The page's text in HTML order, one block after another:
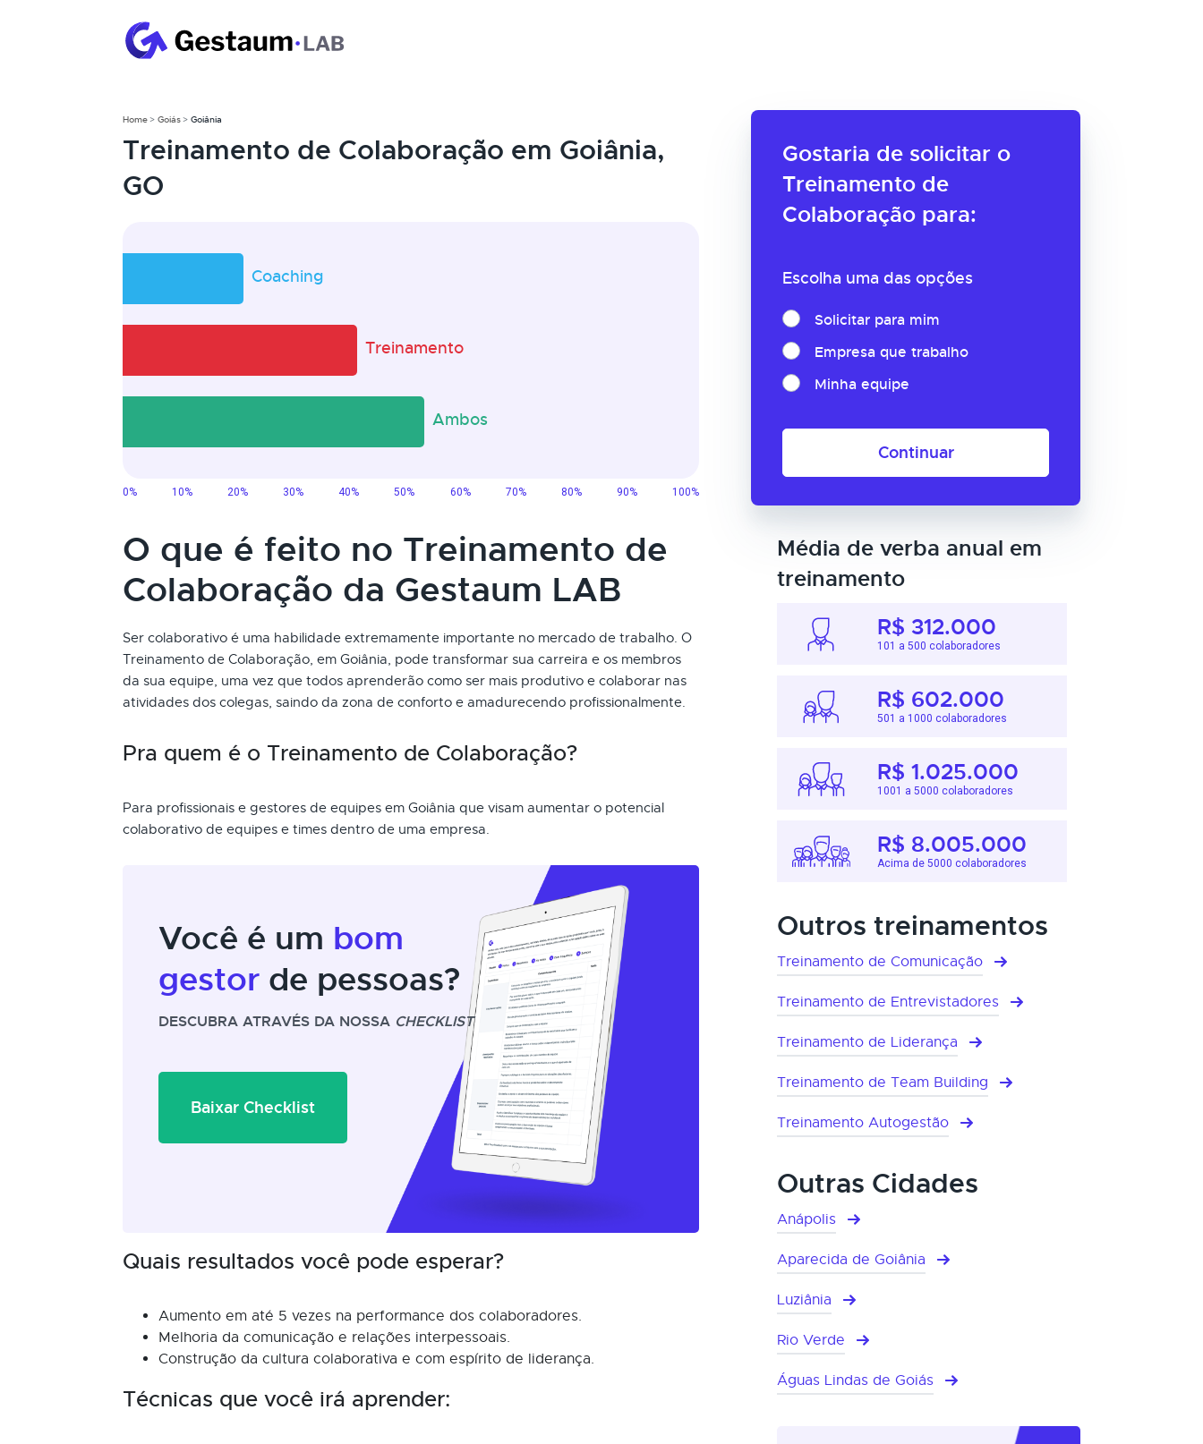
Gostaria de solicitar o
Treinamento de
Colaboração para:
Escolha uma das opções
Solicitar para mim
Empresa que trabalho
Minha equipe
Continuar
Home Goiás Goiânia
Treinamento de Colaboração em Goiânia,
GO
O que é feito no Treinamento de
Colaboração da Gestaum LAB
Ser colaborativo é uma habilidade extremamente importante no mercado de trabalho. O
Treinamento de Colaboração, em Goiânia, pode transformar sua carreira e os membros
da sua equipe, uma vez que todos aprenderão como ser mais produtivo e colaborar nas
atividades dos colegas, saindo da zona de conforto e amadurecendo profissionalmente.
Pra quem é o Treinamento de Colaboração?
Para profissionais e gestores de equipes em Goiânia que visam aumentar o potencial
colaborativo de equipes e times dentro de uma empresa.
Você é um bom
gestor de pessoas?
DESCUBRA ATRAVÉS DA NOSSA CHECKLIST
Baixar Checklist
Quais resultados você pode esperar?
Aumento em até 5 vezes na performance dos colaboradores.
Melhoria da comunicação e relações interpessoais.
Construção da cultura colaborativa e com espírito de liderança.
Técnicas que você irá aprender:
Média de verba anual em
treinamento
R$ 312.000
101 a 500 colaboradores
R$ 602.000
501 a 1000 colaboradores
R$ 1.025.000
1001 a 5000 colaboradores
R$ 8.005.000
Acima de 5000 colaboradores
Outros treinamentos
Treinamento de Comunicação
Treinamento de Entrevistadores
Treinamento de Liderança
Treinamento de Team Building
Treinamento Autogestão
Outras Cidades
Anápolis
Aparecida de Goiânia
Luziânia
Rio Verde
Águas Lindas de Goiás